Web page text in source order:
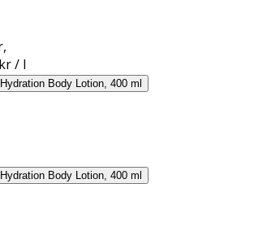
,
/ l
Body Lotion, 400 ml
Body Lotion, 400 ml